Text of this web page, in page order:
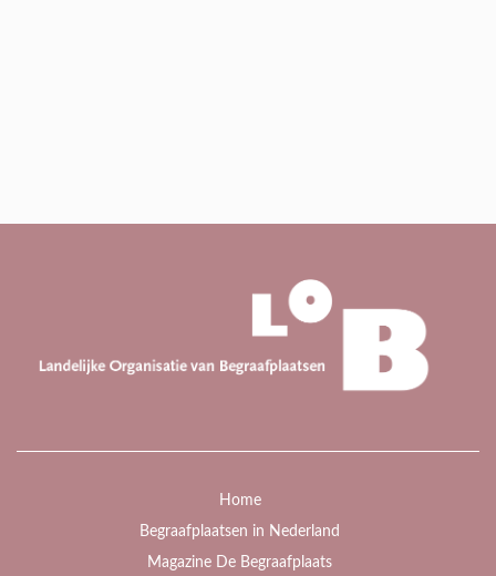
Home
Begraafplaatsen in Nederland
Magazine De Begraafplaats